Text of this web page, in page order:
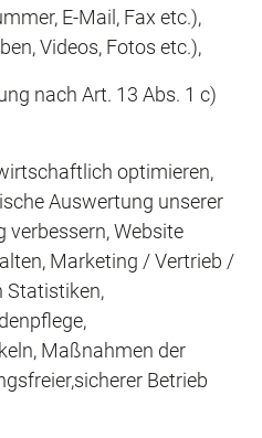
E-Mail, Fax etc.),
Videos, Fotos etc.),
nach Art. 13 Abs. 1 c)
optimieren,
Auswertung unserer
verbessern, Website
Marketing / Vertrieb /
Statistiken,
Maßnahmen der
Betrieb